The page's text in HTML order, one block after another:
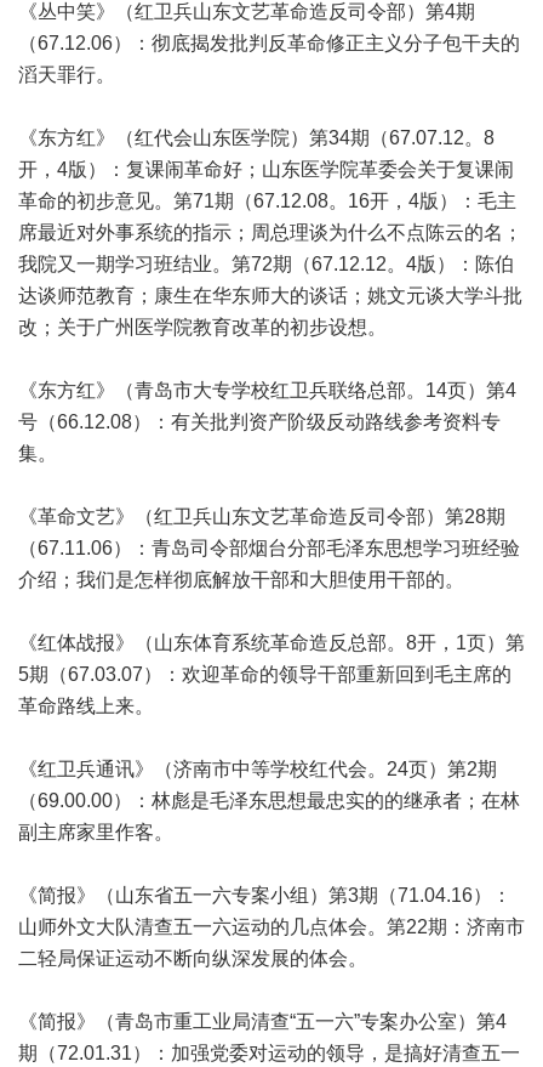
《丛中笑》（红卫兵山东文艺革命造反司令部）第4期
（67.12.06）：彻底揭发批判反革命修正主义分子包干夫的
滔天罪行。
《东方红》（红代会山东医学院）第34期（67.07.12。8
开，4版）：复课闹革命好；山东医学院革委会关于复课闹
革命的初步意见。第71期（67.12.08。16开，4版）：毛主
席最近对外事系统的指示；周总理谈为什么不点陈云的名；
我院又一期学习班结业。第72期（67.12.12。4版）：陈伯
达谈师范教育；康生在华东师大的谈话；姚文元谈大学斗批
改；关于广州医学院教育改革的初步设想。
《东方红》（青岛市大专学校红卫兵联络总部。14页）第4
号（66.12.08）：有关批判资产阶级反动路线参考资料专
集。
《革命文艺》（红卫兵山东文艺革命造反司令部）第28期
（67.11.06）：青岛司令部烟台分部毛泽东思想学习班经验
介绍；我们是怎样彻底解放干部和大胆使用干部的。
《红体战报》（山东体育系统革命造反总部。8开，1页）第
5期（67.03.07）：欢迎革命的领导干部重新回到毛主席的
革命路线上来。
《红卫兵通讯》（济南市中等学校红代会。24页）第2期
（69.00.00）：林彪是毛泽东思想最忠实的的继承者；在林
副主席家里作客。
《简报》（山东省五一六专案小组）第3期（71.04.16）：
山师外文大队清查五一六运动的几点体会。第22期：济南市
二轻局保证运动不断向纵深发展的体会。
《简报》（青岛市重工业局清查“五一六”专案办公室）第4
期（72.01.31）：加强党委对运动的领导，是搞好清查五一